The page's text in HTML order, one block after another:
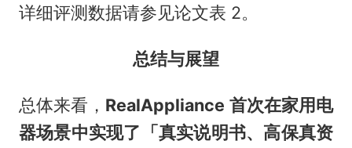
详细评测数据请参见论文表 2。
总结与展望
总体来看， RealAppliance 首次在家用电
器场景中实现了「真实说明书、高保真资